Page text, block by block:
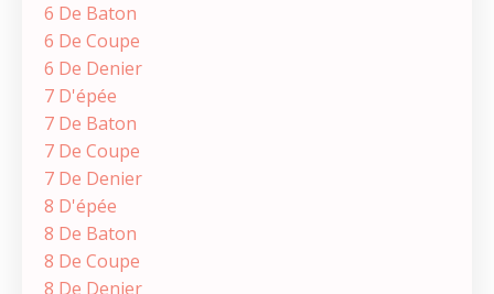
6 De Baton
6 De Coupe
6 De Denier
7 D'épée
7 De Baton
7 De Coupe
7 De Denier
8 D'épée
8 De Baton
8 De Coupe
8 De Denier